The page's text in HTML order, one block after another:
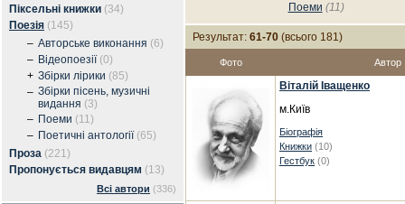
Піксельні книжки (34)
Поезія (145)
– Авторське виконання (6)
– Відеопоезії (0)
+ Збірки лірики (85)
– Збірки пісень, музичні
видання (3)
– Поеми (11)
– Поетичні антології (65)
Проза (221)
Пропонується видавцям (13)
Всі автори (336)
Поеми (11)
Результат: 61-70 (всього 181)
Фото Автор
Віталій Іващенко
м.Київ
Біографія
Книжки (10)
Гестбук (0)